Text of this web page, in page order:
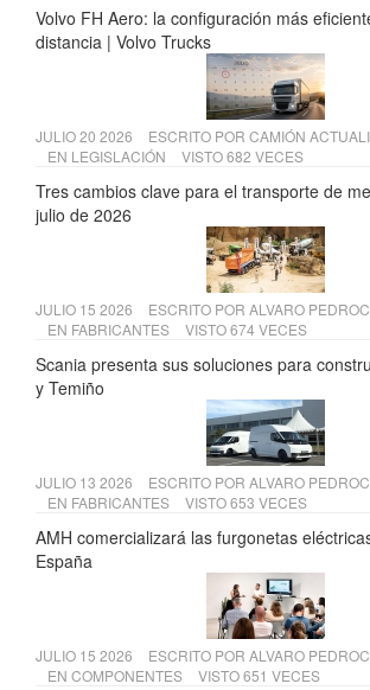
Volvo FH Aero: la configuración más
distancia | Volvo Trucks
JULIO 20 2026 ESCRITO POR CAMIÓN
EN LEGISLACIÓN VISTO 682 VECES
Tres cambios clave para el transporte de
julio de 2026
JULIO 15 2026 ESCRITO POR ALVARO
EN FABRICANTES VISTO 674 VECES
Scania presenta sus soluciones para
y Temiño
JULIO 13 2026 ESCRITO POR ALVARO
EN FABRICANTES VISTO 653 VECES
AMH comercializará las furgonetas
España
JULIO 15 2026 ESCRITO POR ALVARO
EN COMPONENTES VISTO 651 VECES